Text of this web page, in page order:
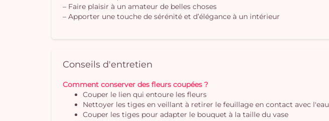
– Faire plaisir à un amateur de belles choses
– Apporter une touche de sérénité et d’élégance à un intérieur
Conseils d'entretien
Comment conserver des fleurs coupées ?
Couper le lien qui entoure les fleurs
Nettoyer les tiges en veillant à retirer le feuillage en contact avec l'eau
Couper les tiges pour adapter le bouquet à la taille du vase